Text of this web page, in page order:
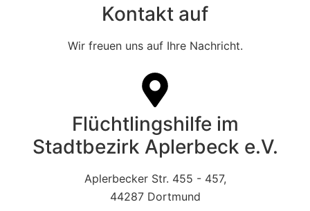
Kontakt auf
Wir freuen uns auf Ihre Nachricht.
Flüchtlingshilfe im
Stadtbezirk Aplerbeck e.V.
Aplerbecker Str. 455 - 457,
44287 Dortmund